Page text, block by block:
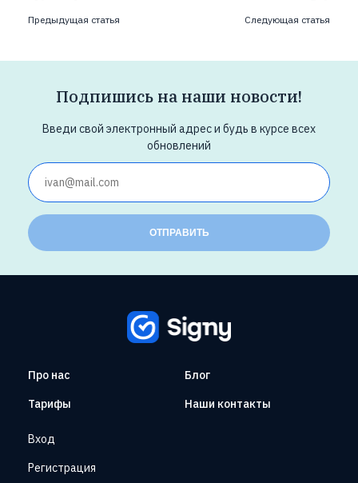
Предыдущая статья Следующая статья
Подпишись на наши новости!
Введи свой электронный адрес и будь в курсе всех
обновлений
ОТПРАВИТЬ
Про нас
Тарифы
Блог
Наши контакты
Вход
Регистрация